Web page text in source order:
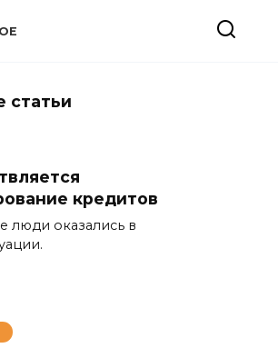
статьи
кредитов
люди оказались в